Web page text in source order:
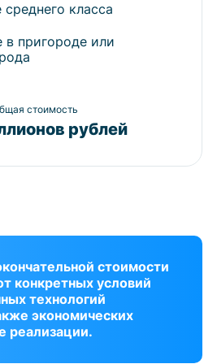
класса
в пригороде или
стоимость
рублей
стоимости
конкретных условий
технологий
экономических
реализации.